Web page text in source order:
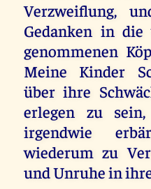
Verzweiflung,
Gedanken in
genommenen
Meine Kinder
über ihre
erlegen zu
irgendwie
wiederum zu
und Unruhe in